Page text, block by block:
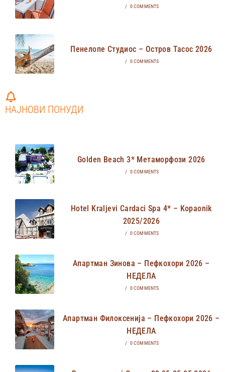
/ 0 COMMENTS
Пенелопе Студиос – Остров Тасос 2026
/ 0 COMMENTS
НАЈНОВИ ПОНУДИ
Golden Beach 3* Метаморфози 2026
/ 0 COMMENTS
Hotel Kraljevi Cardaci Spa 4* – Kopaonik
2025/2026
/ 0 COMMENTS
Апартман Зинова – Пефкохори 2026 –
НЕДЕЛА
/ 0 COMMENTS
Апартман Филоксенија – Пефкохори 2026 –
НЕДЕЛА
/ 0 COMMENTS